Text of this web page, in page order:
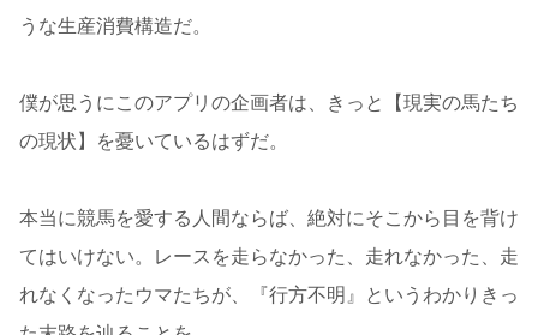
うな生産消費構造だ。
僕が思うにこのアプリの企画者は、きっと【現実の馬たち
の現状】を憂いているはずだ。
本当に競馬を愛する人間ならば、絶対にそこから目を背け
てはいけない。レースを走らなかった、走れなかった、走
れなくなったウマたちが、『行方不明』というわかりきっ